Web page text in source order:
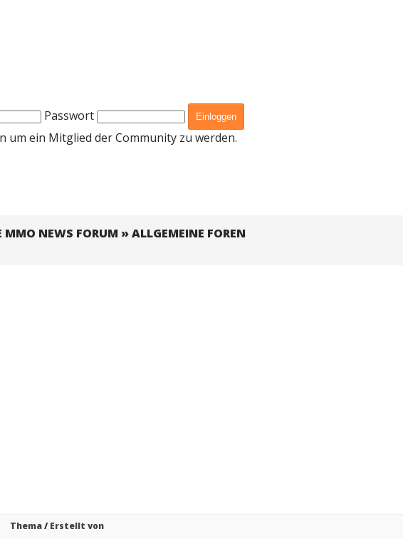
Passwort
um ein Mitglied der Community zu werden.
MMO NEWS FORUM »ALLGEMEINE FOREN
Thema/Erstellt von